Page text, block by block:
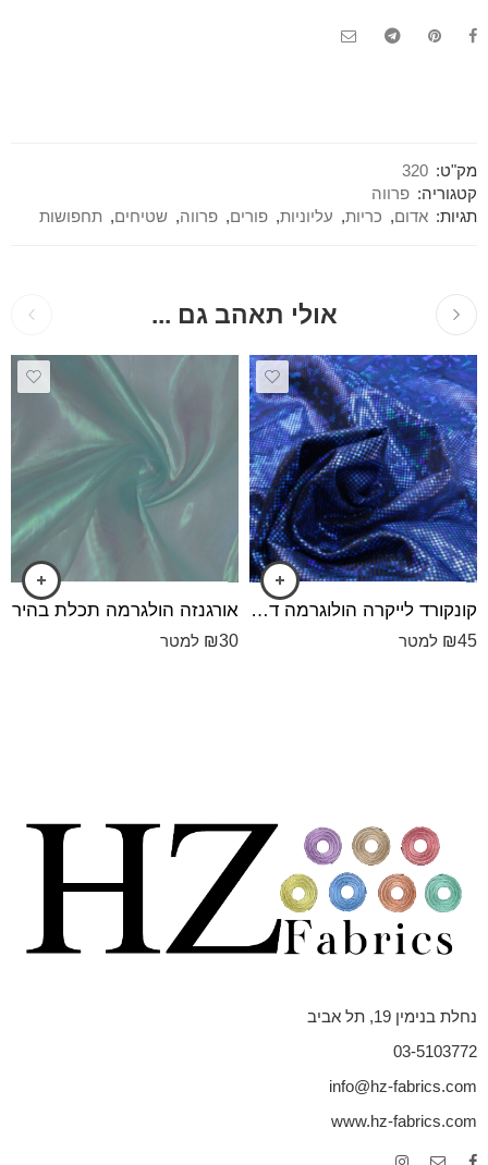
מק"ט: 320
קטגוריה: פרווה
תגיות: אדום, כריות, עליוניות, פורים, פרווה, שטיחים, תחפושות
אולי תאהב גם ...
קונקורד לייקרה הולוגרמה דק הולוגרמה כחול
₪45 למטר
אורגנזה הולגרמה תכלת בהיר
₪30 למטר
נחלת בנימין 19, תל אביב
03-5103772
info@hz-fabrics.com
www.hz-fabrics.com